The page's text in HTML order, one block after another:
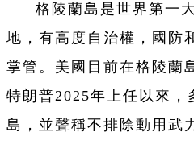
格陵蘭島是世界第一
地，有高度自治權，國防
掌管。美國目前在格陵蘭
特朗普2025年上任以來，
島，並聲稱不排除動用武